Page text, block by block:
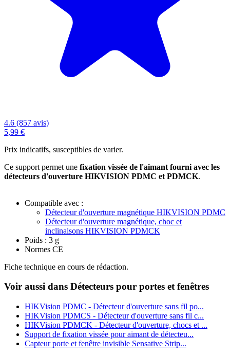
4.6 (857 avis)
5,99 €
Prix indicatifs, susceptibles de varier.
Ce support permet une fixation vissée de l'aimant fourni avec les
détecteurs d'ouverture HIKVISION PDMC et PDMCK.
Compatible avec :
Détecteur d'ouverture magnétique HIKVISION PDMC
Détecteur d'ouverture magnétique, choc et
inclinaisons HIKVISION PDMCK
Poids : 3 g
Normes CE
Fiche technique en cours de rédaction.
Voir aussi dans Détecteurs pour portes et fenêtres
HIKVision PDMC - Détecteur d'ouverture sans fil po...
HIKVision PDMCS - Détecteur d'ouverture sans fil c...
HIKVision PDMCK - Détecteur d'ouverture, chocs et ...
Support de fixation vissée pour aimant de détecteu...
Capteur porte et fenêtre invisible Sensative Strip...